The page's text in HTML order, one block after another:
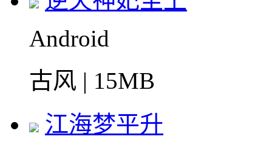
Android
古风 | 15MB
江海梦平升